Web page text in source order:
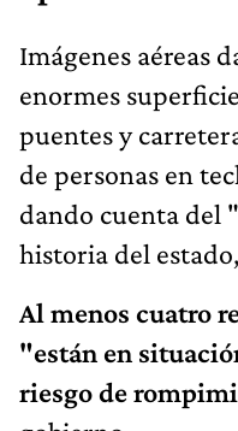
Imágenes aéreas
enormes
puentes y
de personas en
dando cuenta del
historia del
Al menos cuatro
"están en
riesgo de